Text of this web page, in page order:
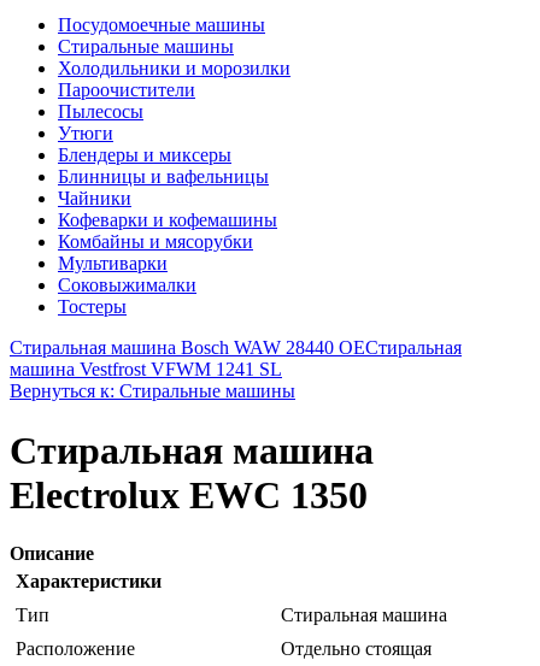
Посудомоечные машины
Стиральные машины
Холодильники и морозилки
Пароочистители
Пылесосы
Утюги
Блендеры и миксеры
Блинницы и вафельницы
Чайники
Кофеварки и кофемашины
Комбайны и мясорубки
Мультиварки
Соковыжималки
Тостеры
Стиральная машина Bosch WAW 28440 OEСтиральная
машина Vestfrost VFWM 1241 SL
Вернуться к: Стиральные машины
Стиральная машина
Electrolux EWC 1350
Описание
Характеристики
Тип
Стиральная машина
Расположение
Отдельно стоящая